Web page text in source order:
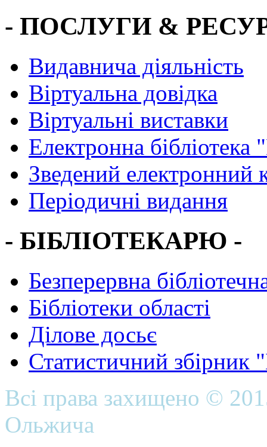
- ПОСЛУГИ &
Видавнича діяльність
Віртуальна довідка
Віртуальні виставки
Електронна
Зведений електронний
Періодичні видання
- БІБЛІОТЕКАРЮ -
Безперервна
Бібліотеки області
Ділове досьє
Статистичний
Всі права захищено ©
Ольжича